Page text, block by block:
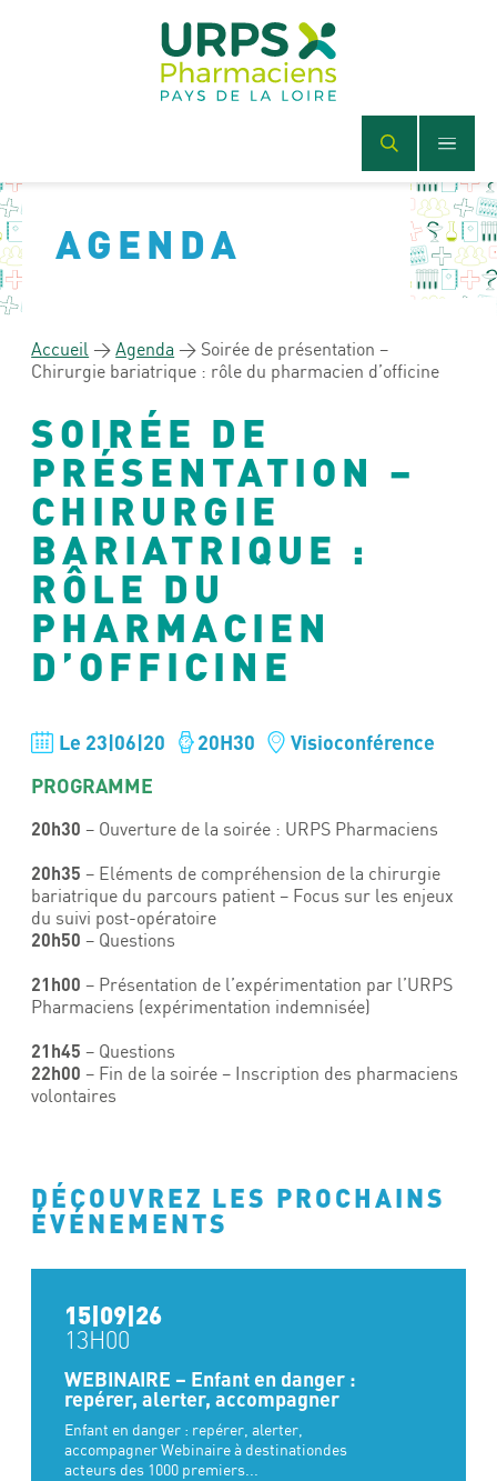
AGENDA
Accueil >Agenda > Soirée de présentation –
Chirurgie bariatrique : rôle du pharmacien d’officine
SOIRÉE DE
PRÉSENTATION –
CHIRURGIE
BARIATRIQUE :
RÔLE DU
PHARMACIEN
D’OFFICINE
Le 23|06|20 20H30
Visioconférence
PROGRAMME
20h30 – Ouverture de la soirée : URPS Pharmaciens
20h35 – Eléments de compréhension de la chirurgie
bariatrique du parcours patient – Focus sur les enjeux
du suivi post-opératoire
20h50 – Questions
21h00 – Présentation de l’expérimentation par l’URPS
Pharmaciens (expérimentation indemnisée)
21h45 – Questions
22h00 – Fin de la soirée – Inscription des pharmaciens
volontaires
DÉCOUVREZ LES PROCHAINS
ÉVÉNEMENTS
15|09|26
13H00
WEBINAIRE – Enfant en danger :
repérer, alerter, accompagner
Enfant en danger : repérer, alerter,
accompagner Webinaire à destinationdes
acteurs des 1000 premiers...